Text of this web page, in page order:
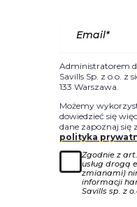
Administratorem
Savills Sp. z o.o. z
133 Warszawa.
Możemy
dowiedzieć się
dane zapoznaj się
polityka
Zgodnie z
usług drogą
zmianami)
informacji
Savills sp. z